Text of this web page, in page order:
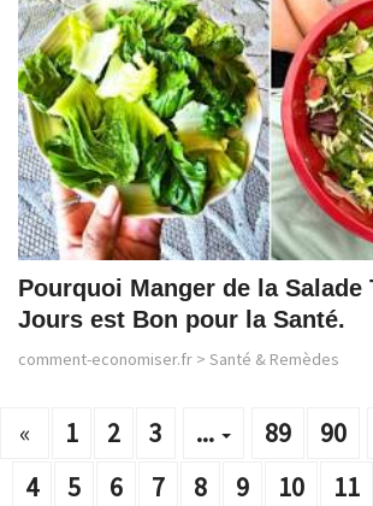
Pourquoi Manger de la Salade
Jours est Bon pour la Santé.
comment-economiser.fr > Santé & Remèdes
« 1 2 3
...
4
5 6 7 8 9 10 11
89 90